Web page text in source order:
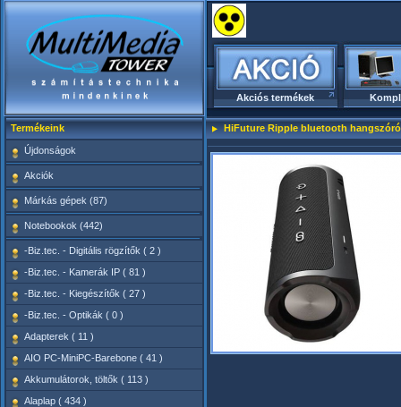
Akciós termékek
Termékeink
Újdonságok
Akciók
Márkás gépek (87)
Notebookok (442)
-Biz.tec. - Digitális rögzítők ( 2 )
-Biz.tec. - Kamerák IP ( 81 )
-Biz.tec. - Kiegészítők ( 27 )
-Biz.tec. - Optikák ( 0 )
Adapterek ( 11 )
AIO PC-MiniPC-Barebone ( 41 )
Akkumulátorok, töltők ( 113 )
Alaplap ( 434 )
HiFuture Ripple bluetooth